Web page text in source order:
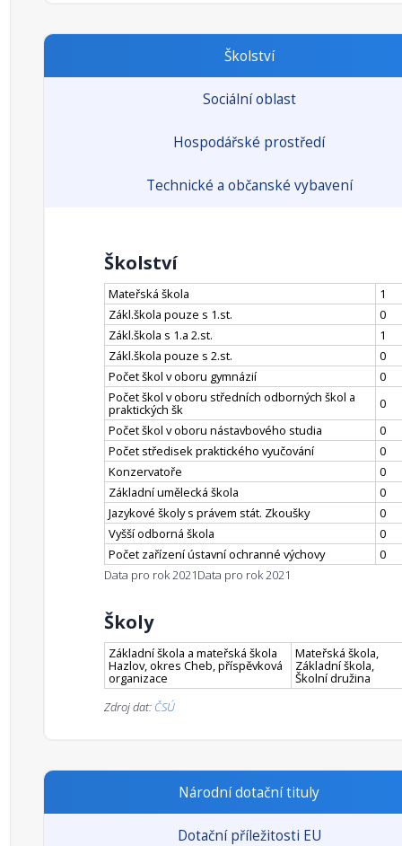
Školství
Sociální oblast
Hospodářské prostředí
Technické a občanské vybavení
Školství
Mateřská škola
1
Zákl.škola pouze s 1.st.
0
Zákl.škola s 1.a 2.st.
1
Zákl.škola pouze s 2.st.
0
Počet škol v oboru gymnázií
0
Počet škol v oboru středních odborných škol a
praktických šk
0
Počet škol v oboru nástavbového studia
0
Počet středisek praktického vyučování
0
Konzervatoře
0
Základní umělecká škola
0
Jazykové školy s právem stát. Zkoušky
0
Vyšší odborná škola
0
Počet zařízení ústavní ochranné výchovy
0
Data pro rok 2021Data pro rok 2021
Školy
Základní škola a mateřská škola
Hazlov, okres Cheb, příspěvková
organizace
Mateřská škola,
Základní škola,
Školní družina
Zdroj dat: ČSÚ
Národní dotační tituly
Dotační příležitosti EU